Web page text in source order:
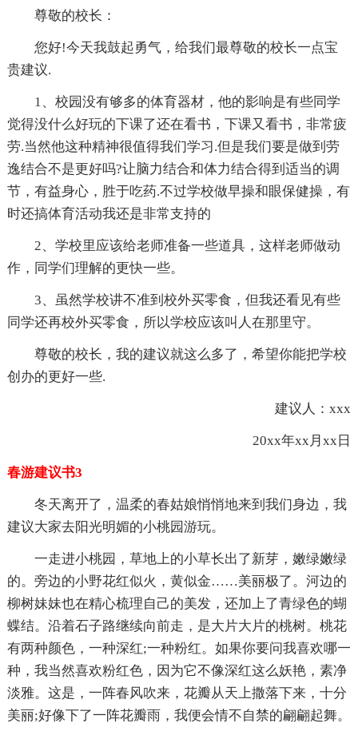
尊敬的校长：
您好!今天我鼓起勇气，给我们最尊敬的校长一点宝
贵建议.
1、校园没有够多的体育器材，他的影响是有些同学
觉得没什么好玩的下课了还在看书，下课又看书，非常疲
劳.当然他这种精神很值得我们学习.但是我们要是做到劳
逸结合不是更好吗?让脑力结合和体力结合得到适当的调
节，有益身心，胜于吃药.不过学校做早操和眼保健操，有
时还搞体育活动我还是非常支持的
2、学校里应该给老师准备一些道具，这样老师做动
作，同学们理解的更快一些。
3、虽然学校讲不准到校外买零食，但我还看见有些
同学还再校外买零食，所以学校应该叫人在那里守。
尊敬的校长，我的建议就这么多了，希望你能把学校
创办的更好一些.
建议人：xxx
20xx年xx月xx日
春游建议书3
冬天离开了，温柔的春姑娘悄悄地来到我们身边，我
建议大家去阳光明媚的小桃园游玩。
一走进小桃园，草地上的小草长出了新芽，嫩绿嫩绿
的。旁边的小野花红似火，黄似金……美丽极了。河边的
柳树妹妹也在精心梳理自己的美发，还加上了青绿色的蝴
蝶结。沿着石子路继续向前走，是大片大片的桃树。桃花
有两种颜色，一种深红;一种粉红。如果你要问我喜欢哪一
种，我当然喜欢粉红色，因为它不像深红这么妖艳，素净
淡雅。这是，一阵春风吹来，花瓣从天上撒落下来，十分
美丽;好像下了一阵花瓣雨，我便会情不自禁的翩翩起舞。